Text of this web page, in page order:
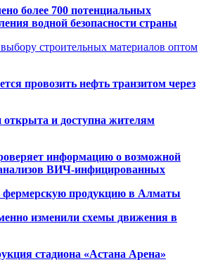
более 700 потенциальных
водной безопасности страны
строительных материалов оптом
провозить нефть транзитом через
и доступна жителям
информацию о возможной
анализов ВИЧ-инфицированных
фермерскую продукцию в Алматы
изменили схемы движения в
стадиона «Астана Арена»